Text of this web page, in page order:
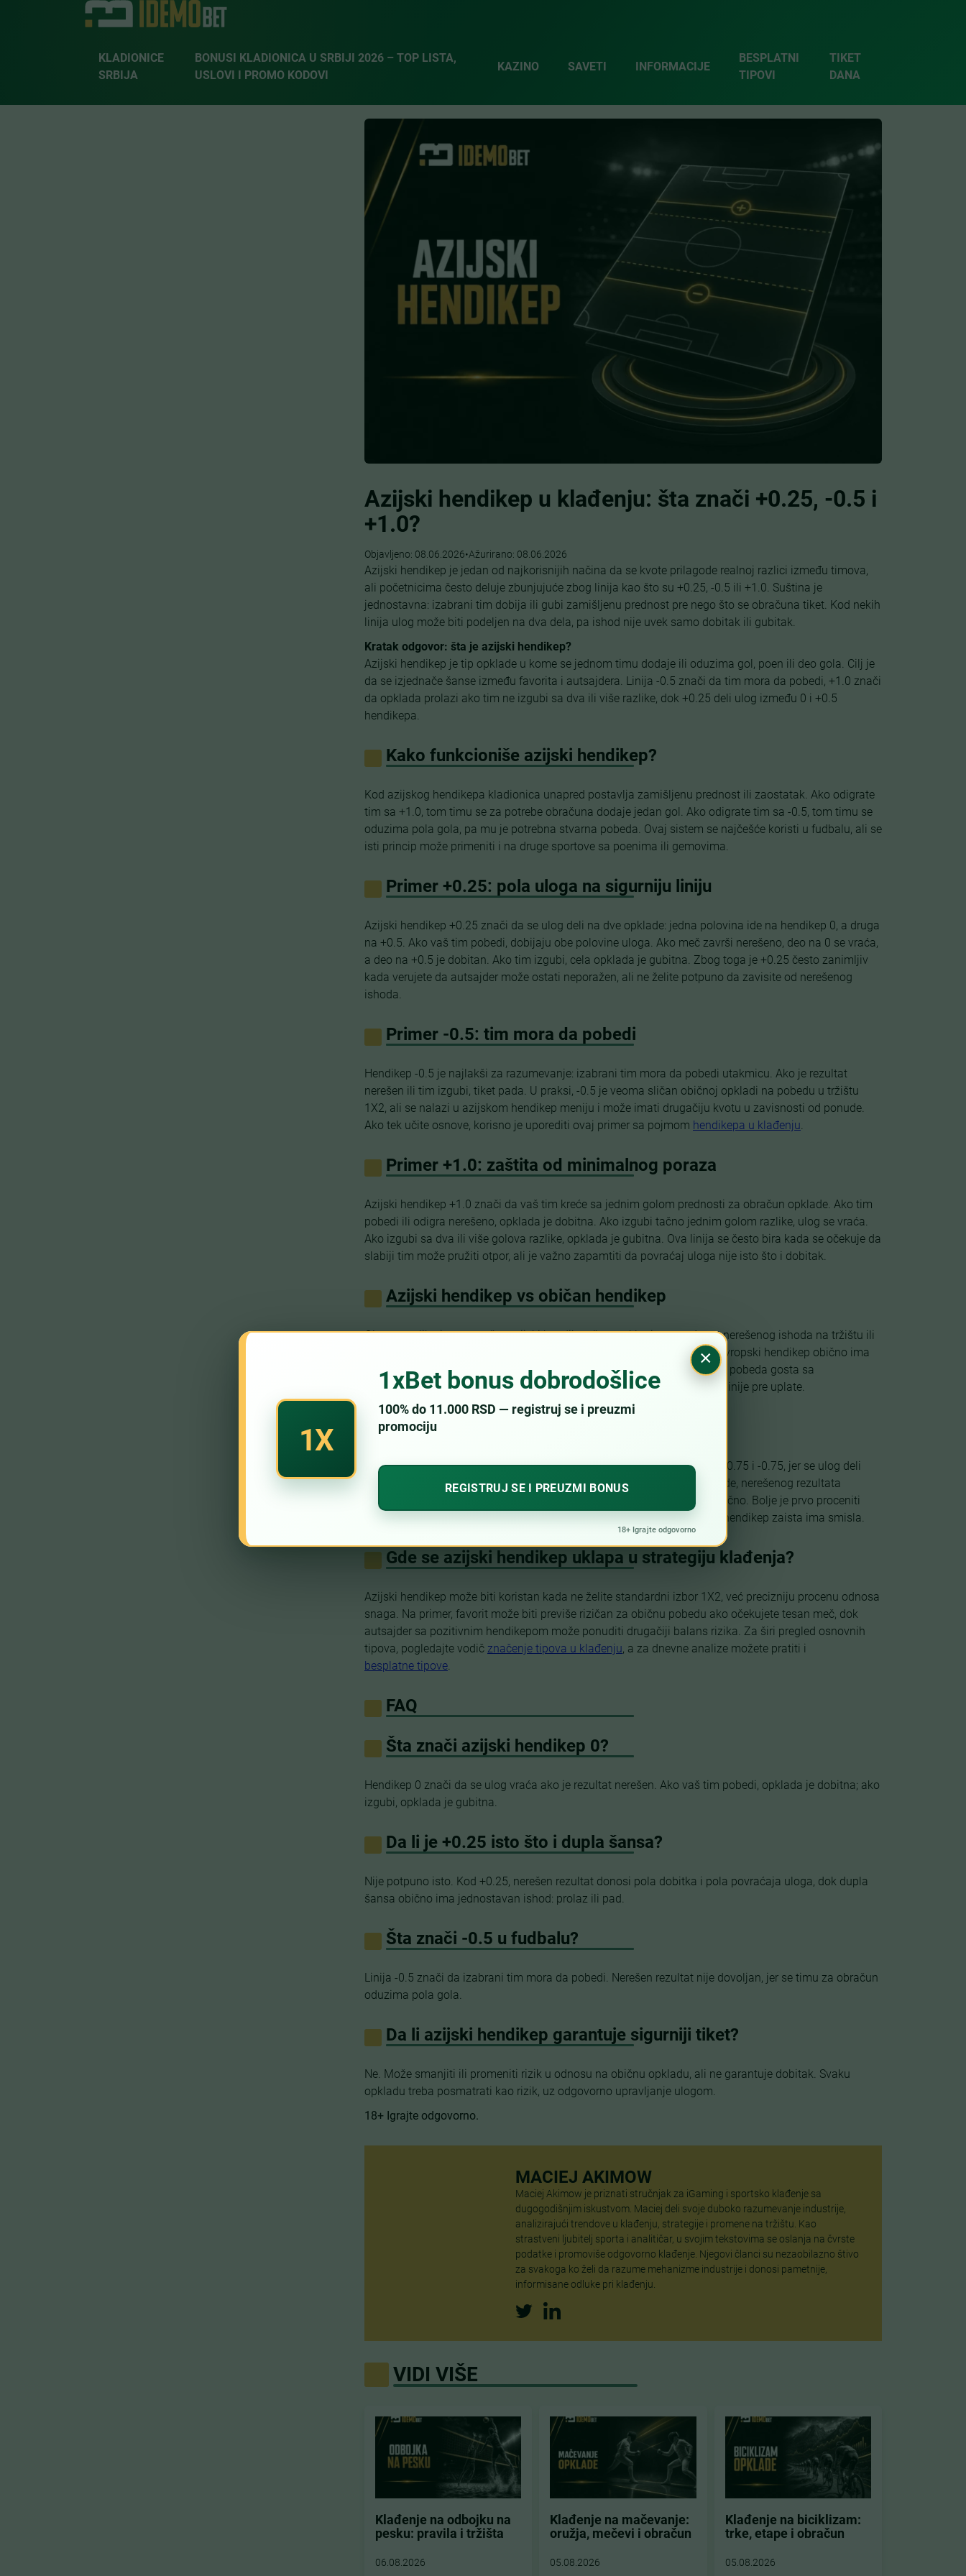
KLADIONICE
SRBIJA
BONUSI KLADIONICA U SRBIJI 2026 – TOP LISTA,
USLOVI I PROMO KODOVI
KAZINO SAVETI INFORMACIJE
BESPLATNI
TIPOVI
TIKET
DANA
Idemobet»Saveti Azijski hendikep u klađenju: šta znači +0.25, -0.5 i +1.0?
Azijski hendikep u klađenju: šta znači +0.25, -0.5 i
+1.0?
Objavljeno: 08.06.2026•Ažurirano: 08.06.2026
Azijski hendikep je jedan od najkorisnijih načina da se kvote prilagode realnoj razlici između timova,
ali početnicima često deluje zbunjujuće zbog linija kao što su +0.25, -0.5 ili +1.0. Suština je
jednostavna: izabrani tim dobija ili gubi zamišljenu prednost pre nego što se obračuna tiket. Kod nekih
linija ulog može biti podeljen na dva dela, pa ishod nije uvek samo dobitak ili gubitak.
Kratak odgovor: šta je azijski hendikep?
Azijski hendikep je tip opklade u kome se jednom timu dodaje ili oduzima gol, poen ili deo gola. Cilj je
da se izjednače šanse između favorita i autsajdera. Linija -0.5 znači da tim mora da pobedi, +1.0 znači
da opklada prolazi ako tim ne izgubi sa dva ili više razlike, dok +0.25 deli ulog između 0 i +0.5
hendikepa.
Kako funkcioniše azijski hendikep?
Kod azijskog hendikepa kladionica unapred postavlja zamišljenu prednost ili zaostatak. Ako odigrate
tim sa +1.0, tom timu se za potrebe obračuna dodaje jedan gol. Ako odigrate tim sa -0.5, tom timu se
oduzima pola gola, pa mu je potrebna stvarna pobeda. Ovaj sistem se najčešće koristi u fudbalu, ali se
isti princip može primeniti i na druge sportove sa poenima ili gemovima.
Primer +0.25: pola uloga na sigurniju liniju
Azijski hendikep +0.25 znači da se ulog deli na dve opklade: jedna polovina ide na hendikep 0, a druga
na +0.5. Ako vaš tim pobedi, dobijaju obe polovine uloga. Ako meč završi nerešeno, deo na 0 se vraća,
a deo na +0.5 je dobitan. Ako tim izgubi, cela opklada je gubitna. Zbog toga je +0.25 često zanimljiv
kada verujete da autsajder može ostati neporažen, ali ne želite potpuno da zavisite od nerešenog
ishoda.
Primer -0.5: tim mora da pobedi
Hendikep -0.5 je najlakši za razumevanje: izabrani tim mora da pobedi utakmicu. Ako je rezultat
nerešen ili tim izgubi, tiket pada. U praksi, -0.5 je veoma sličan običnoj opkladi na pobedu u tržištu
1X2, ali se nalazi u azijskom hendikep meniju i može imati drugačiju kvotu u zavisnosti od ponude.
Ako tek učite osnove, korisno je uporediti ovaj primer sa pojmom hendikepa u klađenju
Primer +1.0: zaštita od minimalnog poraza
Azijski hendikep +1.0 znači da vaš tim kreće sa jednim golom prednosti za obračun opklade. Ako tim
pobedi ili odigra nerešeno, opklada je dobitna. Ako izgubi tačno jednim golom razlike, ulog se vraća.
Ako izgubi sa dva ili više golova razlike, opklada je gubitna. Ova linija se često bira kada se očekuje da
slabiji tim može pružiti otpor, ali je važno zapamtiti da povraćaj uloga nije isto što i dobitak.
Azijski hendikep vs običan hendikep
Glavna razlika je u tome što azijski hendikep često uklanja mogućnost nerešenog ishoda na tržištu ili
uvodi povraćaj uloga kod celih linija, kao što su 0, +1.0 ili -1.0. Običan evropski hendikep obično ima
tri ishoda: pobeda domaćina sa hendikepom, nerešeno sa hendikepom i pobeda gosta sa
hendikepom. Azijski hendikep je fleksibilniji, ali zahteva pažljivo čitanje linije pre uplate.
Kada treba posebno paziti?
Najviše grešaka nastaje kod četvrtinskih linija, kao što su +0.25, -0.25, +0.75 i -0.75, jer se ulog deli
na dva dela. Pre uplate proverite da li razumete šta se dešava kod pobede, nerešenog rezultata
i poraza. Takođe, nemojte birati liniju samo zato što kvota izgleda privlačno. Bolje je prvo proceniti
snagu timova, stil igre, izostanke i kontekst meča, a zatim odlučiti da li hendikep zaista ima smisla.
Gde se azijski hendikep uklapa u strategiju klađenja?
Azijski hendikep može biti koristan kada ne želite standardni izbor 1X2, već precizniju procenu odnosa
snaga. Na primer, favorit može biti previše rizičan za običnu pobedu ako očekujete tesan meč, dok
autsajder sa pozitivnim hendikepom može ponuditi drugačiji balans rizika. Za širi pregled osnovnih
tipova, pogledajte vodič značenje tipova u klađenju, a za dnevne analize možete pratiti i
besplatne tipove
FAQ
Šta znači azijski hendikep 0?
Hendikep 0 znači da se ulog vraća ako je rezultat nerešen. Ako vaš tim pobedi, opklada je dobitna; ako
izgubi, opklada je gubitna.
Da li je +0.25 isto što i dupla šansa?
Nije potpuno isto. Kod +0.25, nerešen rezultat donosi pola dobitka i pola povraćaja uloga, dok dupla
šansa obično ima jednostavan ishod: prolaz ili pad.
Šta znači -0.5 u fudbalu?
Linija -0.5 znači da izabrani tim mora da pobedi. Nerešen rezultat nije dovoljan, jer se timu za obračun
oduzima pola gola.
Da li azijski hendikep garantuje sigurniji tiket?
Ne. Može smanjiti ili promeniti rizik u odnosu na običnu opkladu, ali ne garantuje dobitak. Svaku
opkladu treba posmatrati kao rizik, uz odgovorno upravljanje ulogom.
18+ Igrajte odgovorno.
MACIEJ AKIMOW
Maciej Akimow je priznati stručnjak za iGaming i sportsko klađenje sa
dugogodišnjim iskustvom. Maciej deli svoje duboko razumevanje industrije,
analizirajući trendove u klađenju, strategije i promene na tržištu. Kao
strastveni ljubitelj sporta i analitičar, u svojim tekstovima se oslanja na čvrste
podatke i promoviše odgovorno klađenje. Njegovi članci su nezaobilazno štivo
za svakoga ko želi da razume mehanizme industrije i donosi pametnije,
informisane odluke pri klađenju.
VIDI VIŠE
Klađenje na odbojku na
pesku: pravila i tržišta
06.08.2026
Klađenje na mačevanje:
oružja, mečevi i obračun
05.08.2026
Klađenje na biciklizam:
trke, etape i obračun
05.08.2026
×